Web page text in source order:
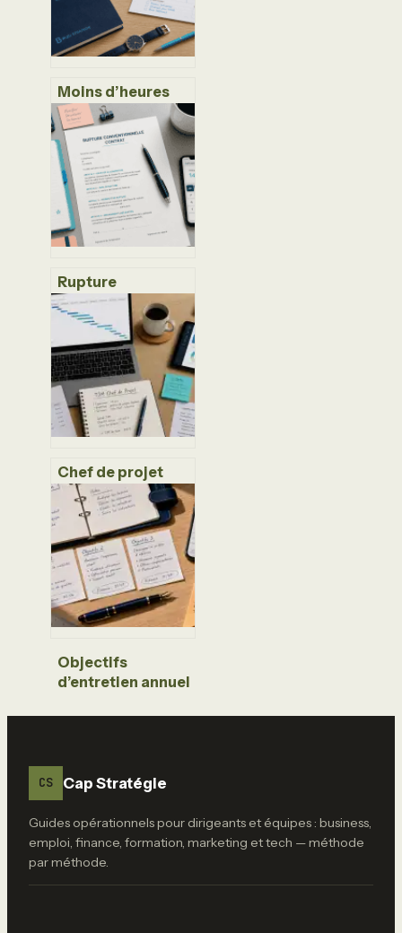
Moins d’heures
que prévu en CDI :
vos droits, les
pièges de la
récupération et
les recours légaux
Rupture
conventionnelle
pour création
d’entreprise : 2
aides majeures et
15 jours de
réflexion pour
sécuriser votre
projet
Chef de projet
freelance : 5
leviers pour fixer
votre TJM et
décrocher vos
missions
Objectifs
d’entretien annuel
exemples
CS Cap Stratégie
Guides opérationnels pour dirigeants et équipes : business,
emploi, finance, formation, marketing et tech — méthode
par méthode.